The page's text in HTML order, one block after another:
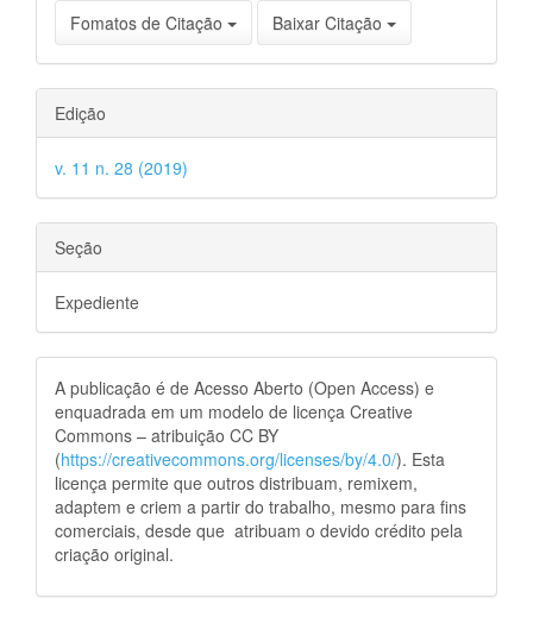
Fomatos de Citação Baixar Citação
Edição
v. 11 n. 28 (2019)
Seção
Expediente
A publicação é de Acesso Aberto (Open Access) e
enquadrada em um modelo de licença Creative
Commons – atribuição CC BY
(https://creativecommons.org/licenses/by/4.0/). Esta
licença permite que outros distribuam, remixem,
adaptem e criem a partir do trabalho, mesmo para fins
comerciais, desde que atribuam o devido crédito pela
criação original.